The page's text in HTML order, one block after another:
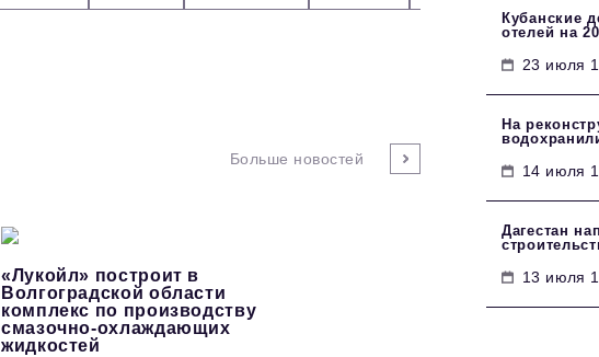
Больше новостей
«Лукойл» построит в
Волгоградской области
комплекс по производству
смазочно-охлаждающих
жидкостей
Кубанские
отелей на
23 июля
На
14 июля
Дагестан
13 июля